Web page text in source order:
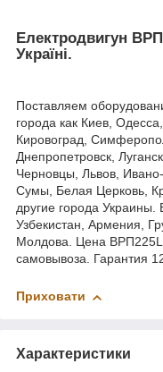
Електродвигун
Україні.
Поставляем
города как Киев,
Кировоград,
Днепропетровск,
Черновцы, Львов,
Сумы, Белая Церковь,
другие города Украины.
Узбекистан, Армения,
Молдова. Цена
самовывоза. Гарантия
Приховати
Характеристики